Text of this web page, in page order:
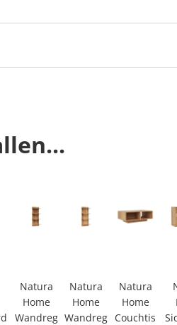
Natura
Home
Wandreg
Natura
Home
Wandreg
Natura
Home
Couchtis